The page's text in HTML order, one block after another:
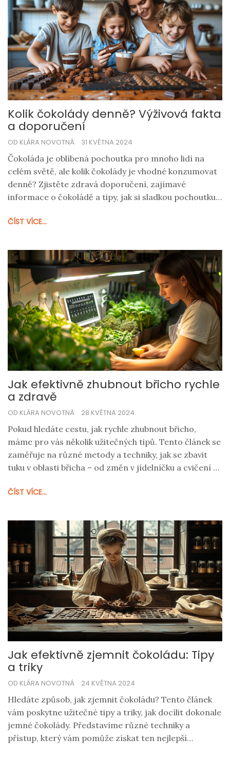
Kolik čokolády denně? Výživová fakta
a doporučení
OD KLÁRA NOVOTNÁ 31 KVĚTNA 2024
Čokoláda je oblíbená pochoutka pro mnoho lidí na
celém světě, ale kolik čokolády je vhodné konzumovat
denně? Zjistěte zdravá doporučení, zajímavé
informace o čokoládě a tipy, jak si sladkou pochoutku
ČÍST VÍCE...
Jak efektivně zhubnout břicho rychle
a zdravě
OD KLÁRA NOVOTNÁ 28 KVĚTNA 2024
Pokud hledáte cestu, jak rychle zhubnout břicho,
máme pro vás několik užitečných tipů. Tento článek se
zaměřuje na různé metody a techniky, jak se zbavit
tuku v oblasti břicha – od změn v jídelníčku a cvičení až
dosáhněte svého cíle zdravě a efektivně.
ČÍST VÍCE...
Jak efektivně zjemnit čokoládu: Tipy
a triky
OD KLÁRA NOVOTNÁ 24 KVĚTNA 2024
Hledáte způsob, jak zjemnit čokoládu? Tento článek
vám poskytne užitečné tipy a triky, jak docílit dokonale
jemné čokolády. Představíme různé techniky a
přístup, který vám pomůže získat ten nejlepší